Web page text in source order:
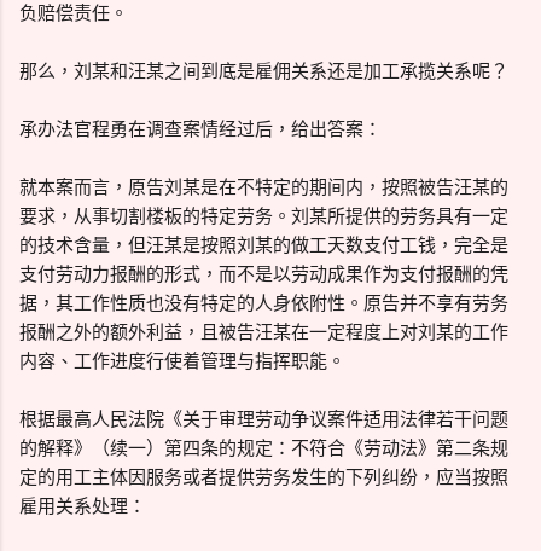
负赔偿责任。
那么，刘某和汪某之间到底是雇佣关系还是加工承揽关系呢？
承办法官程勇在调查案情经过后，给出答案：
就本案而言，原告刘某是在不特定的期间内，按照被告汪某的
要求，从事切割楼板的特定劳务。刘某所提供的劳务具有一定
的技术含量，但汪某是按照刘某的做工天数支付工钱，完全是
支付劳动力报酬的形式，而不是以劳动成果作为支付报酬的凭
据，其工作性质也没有特定的人身依附性。原告并不享有劳务
报酬之外的额外利益，且被告汪某在一定程度上对刘某的工作
内容、工作进度行使着管理与指挥职能。
根据最高人民法院《关于审理劳动争议案件适用法律若干问题
的解释》（续一）第四条的规定：不符合《劳动法》第二条规
定的用工主体因服务或者提供劳务发生的下列纠纷，应当按照
雇用关系处理：